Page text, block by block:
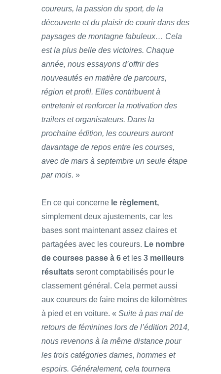
coureurs, la passion du sport, de la
découverte et du plaisir de courir dans des
paysages de montagne fabuleux… Cela
est la plus belle des victoires. Chaque
année, nous essayons d’offrir des
nouveautés en matière de parcours,
région et profil. Elles contribuent à
entretenir et renforcer la motivation des
trailers et organisateurs. Dans la
prochaine édition, les coureurs auront
davantage de repos entre les courses,
avec de mars à septembre un seule étape
par mois. »
En ce qui concerne le règlement,
simplement deux ajustements, car les
bases sont maintenant assez claires et
partagées avec les coureurs. Le nombre
de courses passe à 6 et les 3 meilleurs
résultats seront comptabilisés pour le
classement général. Cela permet aussi
aux coureurs de faire moins de kilomètres
à pied et en voiture. « Suite à pas mal de
retours de féminines lors de l’édition 2014,
nous revenons à la même distance pour
les trois catégories dames, hommes et
espoirs. Généralement, cela tournera